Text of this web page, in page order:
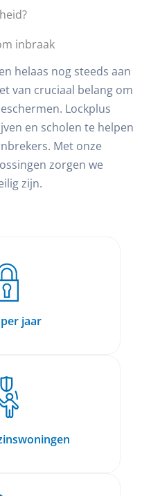
inbraak
helaas nog steeds aan
van cruciaal belang om
Lockplus
en scholen te helpen
Met onze
zorgen we
zijn.
jaar